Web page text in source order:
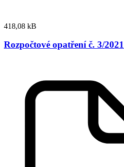
418,08 kB
Rozpočtové opatření č. 3/2021